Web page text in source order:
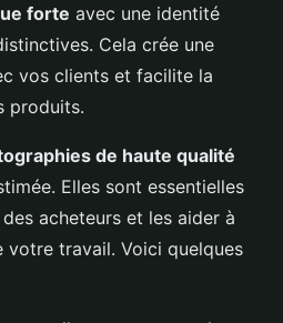
forte avec une identité
Cela crée une
vos clients et facilite la
produits.
de haute qualité
Elles sont essentielles
acheteurs et les aider à
votre travail. Voici quelques